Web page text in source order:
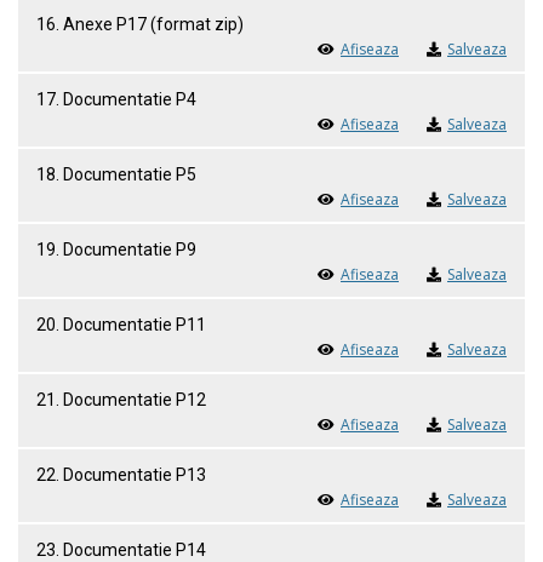
16. Anexe P17 (format zip)
Afiseaza Salveaza
17. Documentatie P4
Afiseaza Salveaza
18. Documentatie P5
Afiseaza Salveaza
19. Documentatie P9
Afiseaza Salveaza
20. Documentatie P11
Afiseaza Salveaza
21. Documentatie P12
Afiseaza Salveaza
22. Documentatie P13
Afiseaza Salveaza
23. Documentatie P14